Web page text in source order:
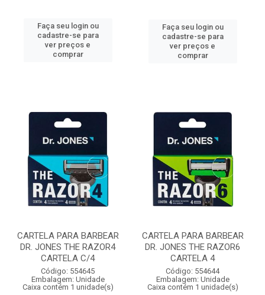
Faça seu login ou
cadastre-se para
ver preços e
comprar
Faça seu login ou
cadastre-se para
ver preços e
comprar
CARTELA PARA BARBEAR
DR. JONES THE RAZOR4
CARTELA C/4
Código: 554645
Embalagem: Unidade
Caixa contém 1 unidade(s)
CARTELA PARA BARBEAR
DR. JONES THE RAZOR6
CARTELA 4
Código: 554644
Embalagem: Unidade
Caixa contém 1 unidade(s)